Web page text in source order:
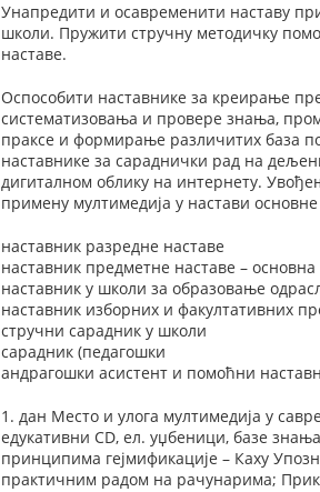
Унапредити и осавременити наставу
школи. Пружити стручну методичку
наставе.
Оспособити наставнике за креирање
систематизовања и провере знања,
праксе и формирање различитих база
наставнике за сараднички рад на
дигиталном облику на интернету.
примену мултимедија у настави
наставник разредне наставе
наставник предметне наставе –
наставник у школи за образовање
наставник изборних и факултативних
стручни сарадник у школи
сарадник (педагошки
андрагошки асистент и помоћни
1. дан Место и улога мултимедија у
едукативни CD, ел. уџбеници, базе
принципима гејмификације – Каху
практичним радом на рачунарима;